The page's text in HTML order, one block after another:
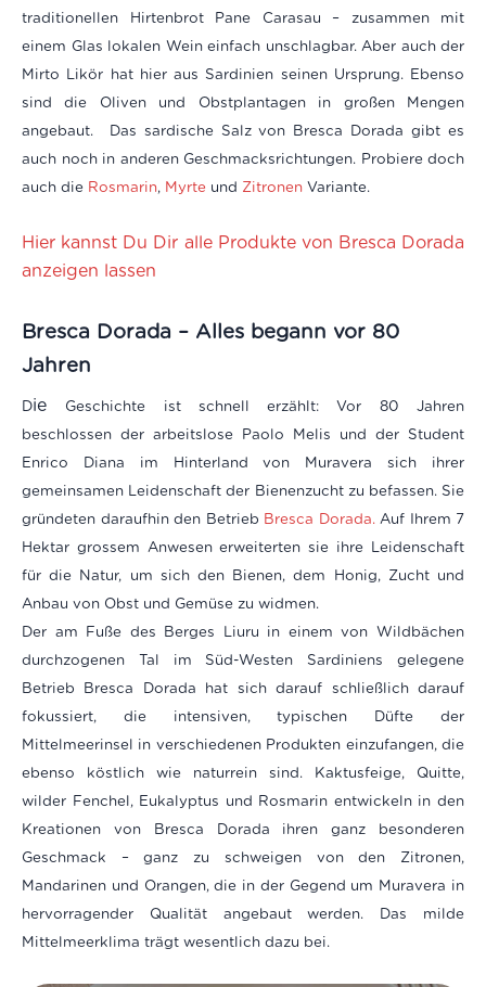
traditionellen Hirtenbrot Pane Carasau – zusammen mit
einem Glas lokalen Wein einfach unschlagbar. Aber auch der
Mirto Likör hat hier aus Sardinien seinen Ursprung. Ebenso
sind die Oliven und Obstplantagen in großen Mengen
angebaut.
Das sardische Salz von Bresca Dorada gibt es
auch noch in anderen Geschmacksrichtungen. Probiere doch
auch die Rosmarin, Myrte und Zitronen Variante.
Hier kannst Du Dir alle Produkte von Bresca Dorada
anzeigen lassen
Bresca Dorada – Alles begann vor 80
Jahren
Die
Geschichte ist schnell erzählt: Vor 80 Jahren
beschlossen der arbeitslose Paolo Melis und der Student
Enrico Diana im Hinterland von Muravera sich ihrer
gemeinsamen Leidenschaft der Bienenzucht zu befassen. Sie
gründeten daraufhin den Betrieb Bresca Dorada.Auf Ihrem 7
Hektar grossem Anwesen erweiterten sie ihre Leidenschaft
für die Natur, um sich den Bienen, dem Honig, Zucht und
Anbau von Obst und Gemüse zu widmen.
Der am Fuße des Berges Liuru in einem von Wildbächen
durchzogenen Tal im Süd-Westen Sardiniens gelegene
Betrieb Bresca Dorada hat sich darauf schließlich darauf
fokussiert, die intensiven, typischen Düfte der
Mittelmeerinsel in verschiedenen Produkten einzufangen, die
ebenso köstlich wie naturrein sind. Kaktusfeige, Quitte,
wilder Fenchel, Eukalyptus und Rosmarin entwickeln in den
Kreationen von Bresca Dorada ihren ganz besonderen
Geschmack – ganz zu schweigen von den Zitronen,
Mandarinen und Orangen, die in der Gegend um Muravera in
hervorragender Qualität angebaut werden. Das milde
Mittelmeerklima trägt wesentlich dazu bei.